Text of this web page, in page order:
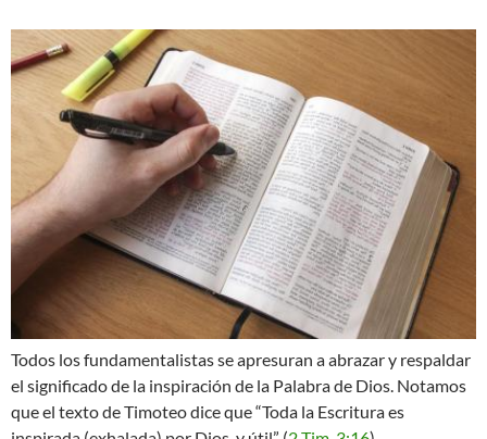
Todos los fundamentalistas se apresuran a abrazar y respaldar
el significado de la inspiración de la Palabra de Dios. Notamos
que el texto de Timoteo dice que “Toda la Escritura es